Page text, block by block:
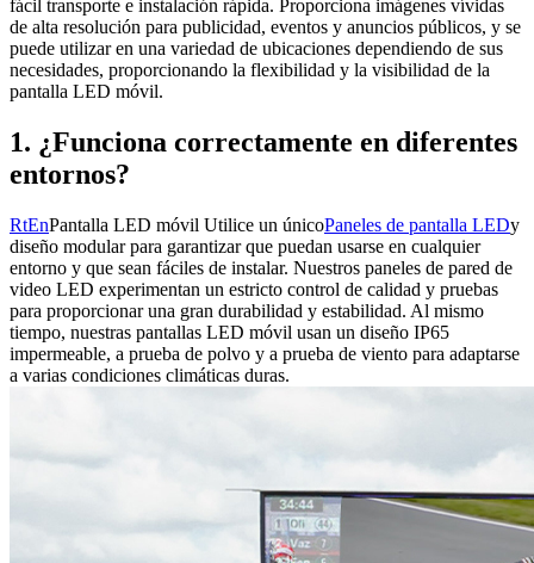
fácil transporte e instalación rápida. Proporciona imágenes vívidas
de alta resolución para publicidad, eventos y anuncios públicos, y se
puede utilizar en una variedad de ubicaciones dependiendo de sus
necesidades, proporcionando la flexibilidad y la visibilidad de la
pantalla LED móvil.
1. ¿Funciona correctamente en diferentes
entornos?
RtEnPantalla LED móvil Utilice un únicoPaneles de pantalla LEDy
diseño modular para garantizar que puedan usarse en cualquier
entorno y que sean fáciles de instalar. Nuestros paneles de pared de
video LED experimentan un estricto control de calidad y pruebas
para proporcionar una gran durabilidad y estabilidad. Al mismo
tiempo, nuestras pantallas LED móvil usan un diseño IP65
impermeable, a prueba de polvo y a prueba de viento para adaptarse
a varias condiciones climáticas duras.